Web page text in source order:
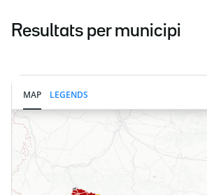
Resultats per municipi